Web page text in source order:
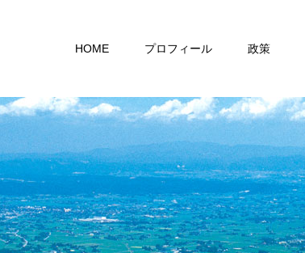
HOME プロフィール 政策